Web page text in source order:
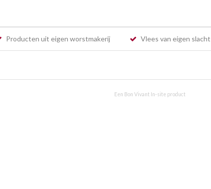
Producten uit eigen worstmakerij Vlees van eigen slacht
Een Bon Vivant In-site product